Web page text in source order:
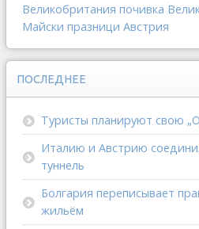
Великобритания почивка
Майски празници Австрия
ПОСЛЕДНЕЕ
Туристы планируют свою
Италию и Австрию
туннель
Болгария переписывает
жильём